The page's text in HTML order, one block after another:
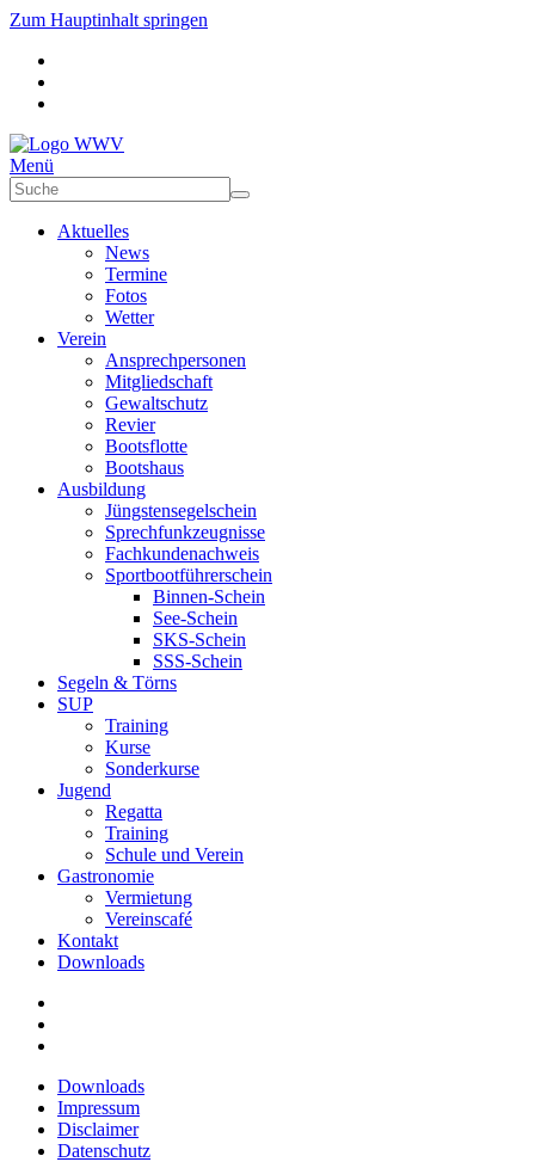
Zum Hauptinhalt springen
Menü
Aktuelles
News
Termine
Fotos
Wetter
Verein
Ansprechpersonen
Mitgliedschaft
Gewaltschutz
Revier
Bootsflotte
Bootshaus
Ausbildung
Jüngstensegelschein
Sprechfunkzeugnisse
Fachkundenachweis
Sportbootführerschein
Binnen-Schein
See-Schein
SKS-Schein
SSS-Schein
Segeln & Törns
SUP
Training
Kurse
Sonderkurse
Jugend
Regatta
Training
Schule und Verein
Gastronomie
Vermietung
Vereinscafé
Kontakt
Downloads
Downloads
Impressum
Disclaimer
Datenschutz